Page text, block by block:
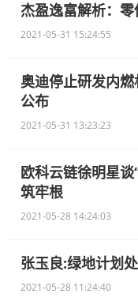
杰盈逸富解析：
2021-05-31 15:24:55
奥迪停止研发内
公布
2021-05-31 13:23:23
欧科云链徐明星
筑牢根
2021-05-28 14:24:03
张玉良:绿地计划
2021-05-28 11:24:40